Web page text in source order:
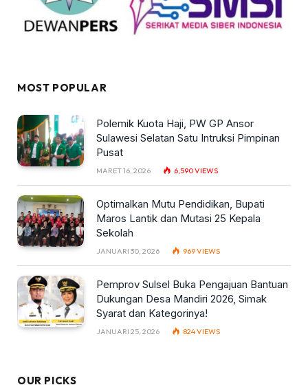
MOST POPULAR
Polemik Kuota Haji, PW GP Ansor
Sulawesi Selatan Satu Intruksi Pimpinan
Pusat
MARET 16, 2026 6,590VIEWS
Optimalkan Mutu Pendidikan, Bupati
Maros Lantik dan Mutasi 25 Kepala
Sekolah
JANUARI 30, 2026 969VIEWS
Pemprov Sulsel Buka Pengajuan Bantuan
Dukungan Desa Mandiri 2026, Simak
Syarat dan Kategorinya!
JANUARI 25, 2026 824VIEWS
OUR PICKS